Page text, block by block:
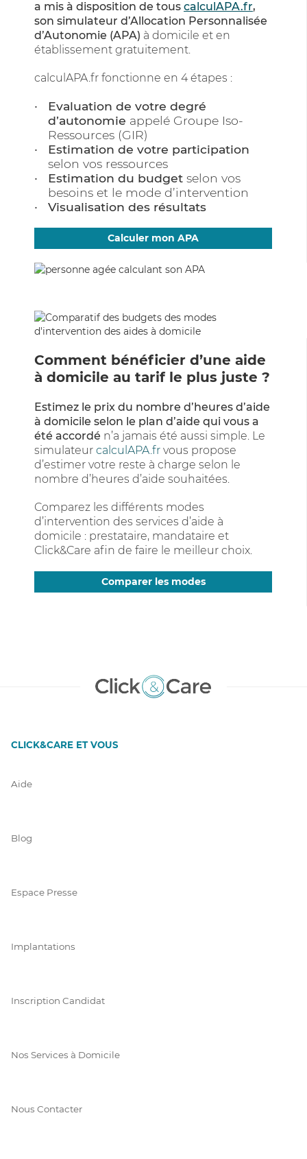
a mis à disposition de tous calculAPA.fr,
son simulateur d’Allocation Personnalisée
d’Autonomie (APA) à domicile et en
établissement gratuitement.
calculAPA.fr fonctionne en 4 étapes :
Evaluation de votre degré
d’autonomie appelé Groupe Iso-
Ressources (GIR)
Estimation de votre participation
selon vos ressources
Estimation du budget selon vos
besoins et le mode d’intervention
Visualisation des résultats
Calculer mon APA
Comment bénéficier d’une aide
à domicile au tarif le plus juste ?
Estimez le prix du nombre d’heures d’aide
à domicile selon le plan d’aide qui vous a
été accordé n’a jamais été aussi simple. Le
simulateur calculAPA.fr vous propose
d’estimer votre reste à charge selon le
nombre d’heures d’aide souhaitées.
Comparez les différents modes
d’intervention des services d’aide à
domicile : prestataire, mandataire et
Click&Care afin de faire le meilleur choix.
Comparer les modes
CLICK&CARE ET VOUS
Aide
Blog
Espace Presse
Implantations
Inscription Candidat
Nos Services à Domicile
Nous Contacter